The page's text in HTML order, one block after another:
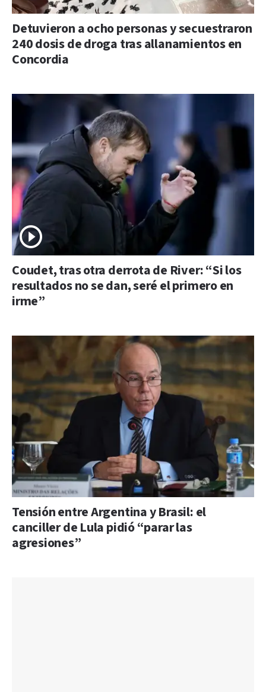
Detuvieron a ocho personas y secuestraron
240 dosis de droga tras allanamientos en
Concordia
Coudet, tras otra derrota de River: “Si los
resultados no se dan, seré el primero en
irme”
Tensión entre Argentina y Brasil: el
canciller de Lula pidió “parar las
agresiones”